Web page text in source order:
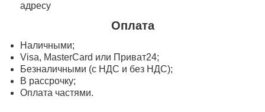
адресу
Оплата
Наличными;
Visa, MasterСard или Приват24;
Безналичными (с НДС и без НДС);
В рассрочку;
Оплата частями.